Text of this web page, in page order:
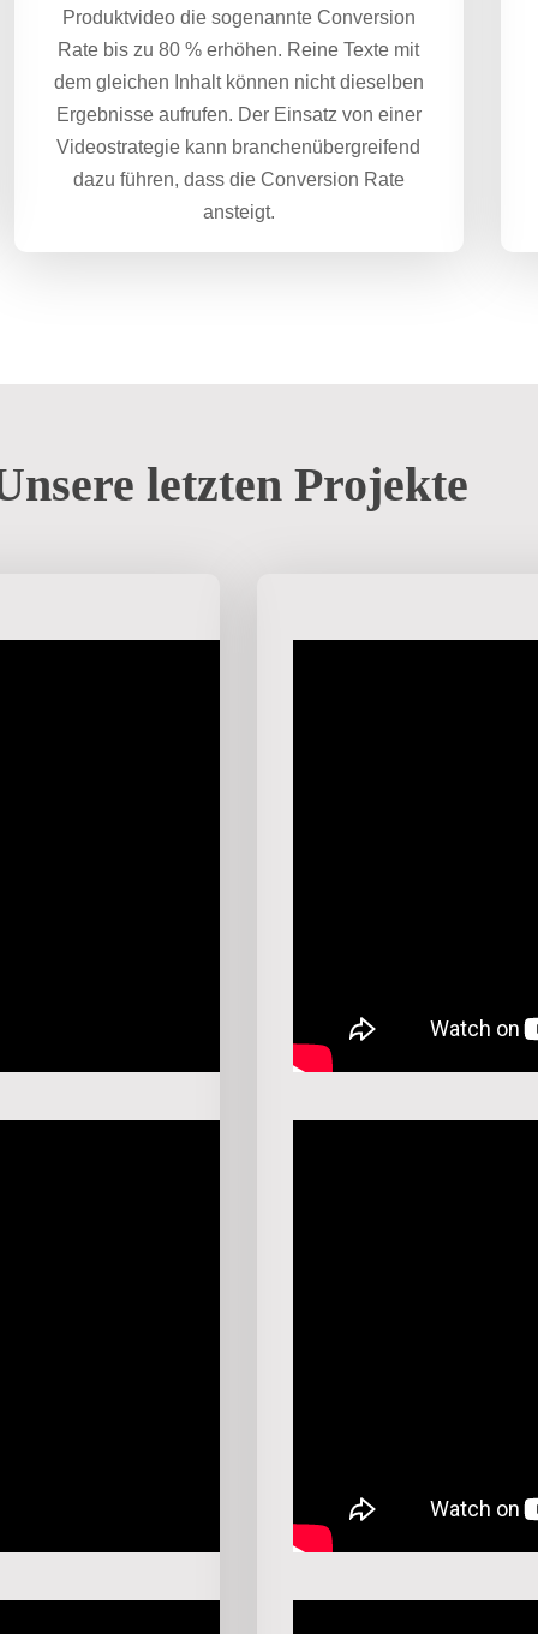
Produktvideo die sogenannte Conversion
Rate bis zu 80 % erhöhen. Reine Texte mit
dem gleichen Inhalt können nicht dieselben
Ergebnisse aufrufen. Der Einsatz von einer
Videostrategie kann branchenübergreifend
dazu führen, dass die Conversion Rate
ansteigt.
letzten Projekte